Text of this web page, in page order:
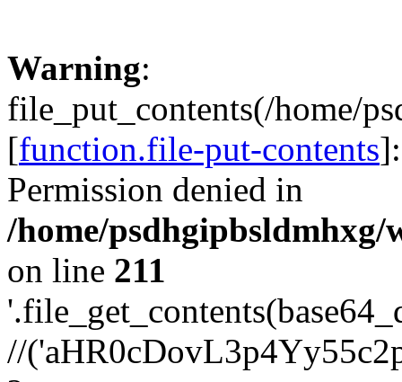
Warning:
file_put_contents(/home/
[function.file-put-contents
Permission denied in
/home/psdhgipbsldmhxg/
on line 211
//